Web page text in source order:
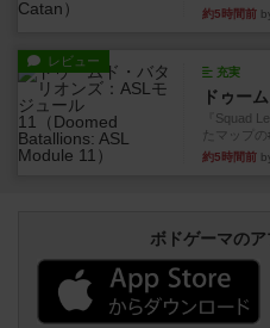
約5時間前
レビュー
充実
『Squad
たマップの
約5時間前
ボドゲーマの